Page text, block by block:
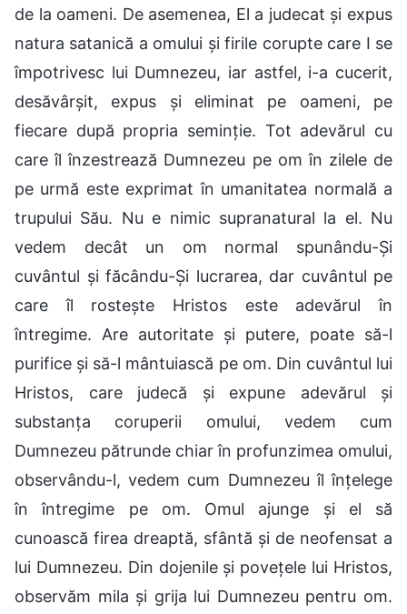
de la oameni. De asemenea, El a judecat și expus
natura satanică a omului și firile corupte care I se
împotrivesc lui Dumnezeu, iar astfel, i-a cucerit,
desăvârșit, expus și eliminat pe oameni, pe
fiecare după propria seminție. Tot adevărul cu
care îl înzestrează Dumnezeu pe om în zilele de
pe urmă este exprimat în umanitatea normală a
trupului Său. Nu e nimic supranatural la el. Nu
vedem decât un om normal spunându-Și
cuvântul și făcându-Și lucrarea, dar cuvântul pe
care îl rostește Hristos este adevărul în
întregime. Are autoritate și putere, poate să-l
purifice și să-l mântuiască pe om. Din cuvântul lui
Hristos, care judecă și expune adevărul și
substanța coruperii omului, vedem cum
Dumnezeu pătrunde chiar în profunzimea omului,
observându-l, vedem cum Dumnezeu îl înțelege
în întregime pe om. Omul ajunge și el să
cunoască firea dreaptă, sfântă și de neofensat a
lui Dumnezeu. Din dojenile și povețele lui Hristos,
observăm mila și grija lui Dumnezeu pentru om.